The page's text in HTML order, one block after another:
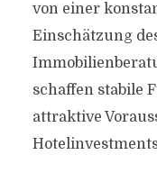
von einer
Einschätzung
schaffen stabile
attraktive